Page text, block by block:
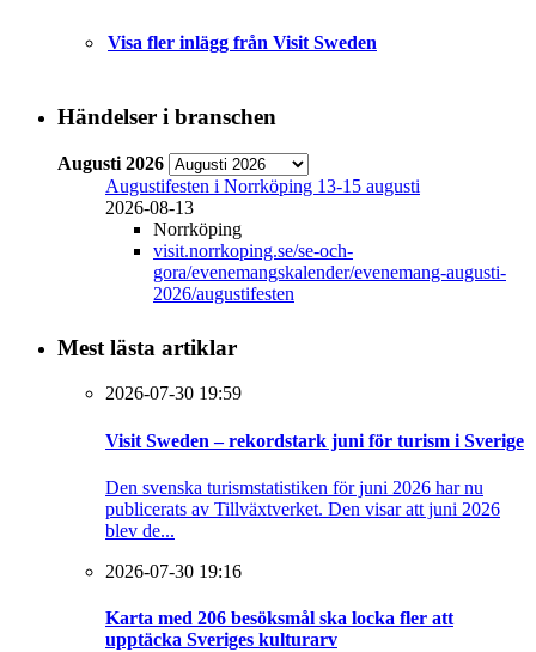
Visa fler inlägg från Visit Sweden
Händelser i branschen
Augusti 2026
Augustifesten i Norrköping 13-15 augusti
2026-08-13
Norrköping
visit.norrkoping.se/se-och-
gora/evenemangskalender/evenemang-augusti-
2026/augustifesten
Mest lästa artiklar
2026-07-30 19:59
Visit Sweden – rekordstark juni för turism i Sverige
Den svenska turismstatistiken för juni 2026 har nu
publicerats av Tillväxtverket. Den visar att juni 2026
blev de...
2026-07-30 19:16
Karta med 206 besöksmål ska locka fler att
upptäcka Sveriges kulturarv